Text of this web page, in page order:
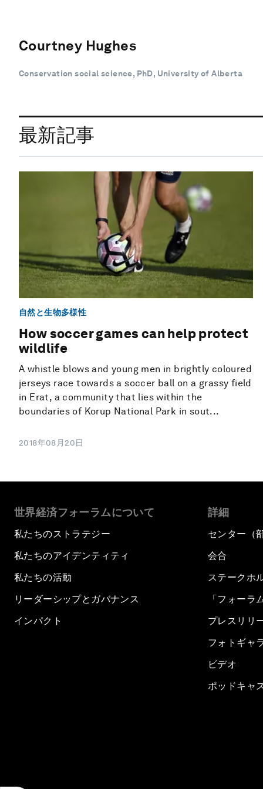
Courtney Hughes
Conservation social science, PhD, University of Alberta
最新記事
自然と生物多様性
How soccer games can help protect
wildlife
A whistle blows and young men in brightly coloured
jerseys race towards a soccer ball on a grassy field
in Erat, a community that lies within the
boundaries of Korup National Park in sout...
2018年08月20日
世界経済フォーラムについて
私たちのストラテジー
私たちのアイデンティティ
私たちの活動
リーダーシップとガバナンス
インパクト
詳細
センター（
会合
ステークホ
「フォーラ
プレスリリ
フォトギャ
ビデオ
ポッドキャ